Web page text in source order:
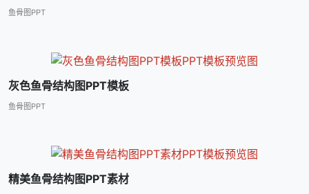
鱼骨图PPT
灰色鱼骨结构图PPT模板
鱼骨图PPT
精美鱼骨结构图PPT素材